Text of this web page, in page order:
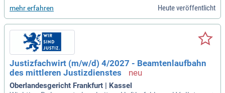
Versand.
mehr erfahren Heute veröffentlicht
Justizfachwirt (m/w/d) 4/2027 - Beamtenlaufbahn
des mittleren Justizdienstes
Oberlandesgericht Frankfurt | Kassel